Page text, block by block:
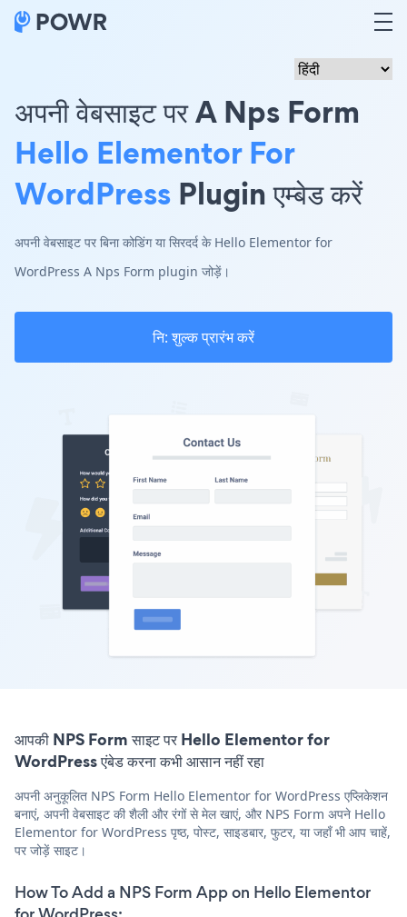
अपनी वेबसाइट पर A Nps Form
Hello Elementor For
WordPress Plugin एम्बेड करें
अपनी वेबसाइट पर बिना कोडिंग या सिरदर्द के Hello Elementor for
WordPress A Nps Form plugin जोड़ें।
नि: शुल्क प्रारंभ करें
आपकी NPS Form साइट पर Hello Elementor for
WordPress एंबेड करना कभी आसान नहीं रहा
अपनी अनुकूलित NPS Form Hello Elementor for WordPress एप्लिकेशन
बनाएं, अपनी वेबसाइट की शैली और रंगों से मेल खाएं, और NPS Form अपने Hello
Elementor for WordPress पृष्ठ, पोस्ट, साइडबार, फुटर, या जहाँ भी आप चाहें,
पर जोड़ें साइट।
How To Add a NPS Form App on Hello Elementor